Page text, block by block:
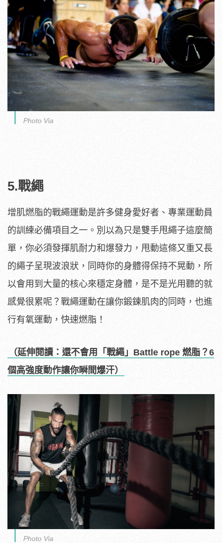
Photo Via
5.戰繩
增肌燃脂的戰繩運動是許多健身愛好者、專業運動員
的訓練必備項目之一。別以為只是雙手甩繩子這麼簡
單，你必須發揮肌耐力和爆發力，甩動這條又重又長
的繩子呈現波浪狀，同時你的身體得保持不晃動，所
以會用到大量的核心來穩定身體，是不是光用聽的就
感覺很累呢？戰繩運動在讓你鍛鍊肌肉的同時，也進
行有氧運動，快速燃脂！
（延伸閱讀：還不會用「戰繩」Battle rope 燃脂？6
個高強度動作讓你瞬間爆汗）
Photo Via